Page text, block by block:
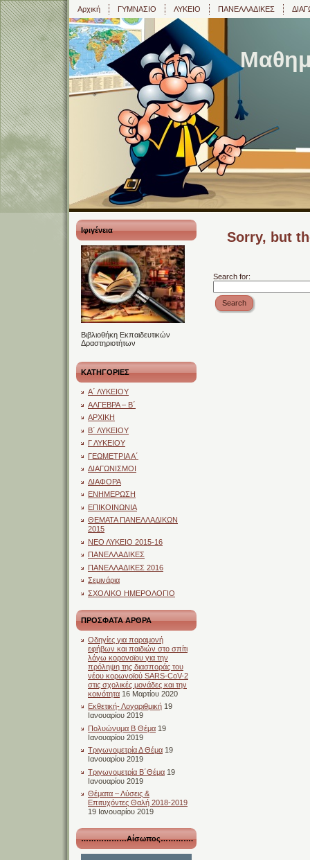
Αρχική ΓΥΜΝΑΣΙΟ ΛΥΚΕΙΟ ΠΑΝΕΛΛΑΔΙΚΕΣ
Ιφιγένεια
Βιβλιοθήκη Εκπαιδευτικών
Δραστηριοτήτων
ΚΑΤΗΓΟΡΙΕΣ
Α΄ ΛΥΚΕΙΟΥ
ΑΛΓΕΒΡΑ – Β΄
ΑΡΧΙΚΗ
Β΄ ΛΥΚΕΙΟΥ
Γ ΛΥΚΕΙΟΥ
ΓΕΩΜΕΤΡΙΑ Α΄
ΔΙΑΓΩΝΙΣΜΟΙ
ΔΙΑΦΟΡΑ
ΕΝΗΜΕΡΩΣΗ
ΕΠΙΚΟΙΝΩΝΙΑ
ΘΕΜΑΤΑ ΠΑΝΕΛΛΑΔΙΚΩΝ
2015
ΝΕΟ ΛΥΚΕΙΟ 2015-16
ΠΑΝΕΛΛΑΔΙΚΕΣ
ΠΑΝΕΛΛΑΔΙΚΕΣ 2016
Σεμινάρια
ΣΧΟΛΙΚΟ ΗΜΕΡΟΛΟΓΙΟ
ΠΡΟΣΦΑΤΑ ΑΡΘΡΑ
Οδηγίες για παραμονή
εφήβων και παιδιών στο σπίτι
λόγω κορονοϊου για την
πρόληψη της διασποράς του
νέου κορωνοϊού SARS-CoV-2
στις σχολικές μονάδες και την
κοινότητα 16 Μαρτίου 2020
Εκθετική- Λογαριθμική 19
Ιανουαρίου 2019
Πολυώνυμα Β Θέμα 19
Ιανουαρίου 2019
Τριγωνομετρία Δ Θέμα 19
Ιανουαρίου 2019
Τριγωνομετρία Β΄Θέμα 19
Ιανουαρίου 2019
Θέματα – Λύσεις &
Επιτυχόντες Θαλή 2018-2019
19 Ιανουαρίου 2019
………………Αίσωπος………….
Sorry, but
Search for:
Search